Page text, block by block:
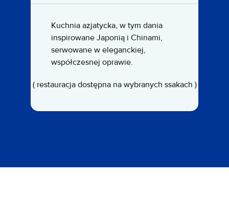
Kuchnia azjatycka, w tym dania
inspirowane Japonią i Chinami,
serwowane w eleganckiej,
współczesnej oprawie.
( restauracja dostępna na wybranych ssakach )